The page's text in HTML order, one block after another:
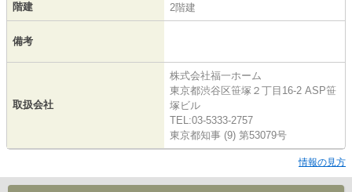
階建 2階建
備考
取扱会社
株式会社福一ホーム
東京都渋谷区笹塚２丁目16-2 ASP笹
塚ビル
TEL:03-5333-2757
東京都知事 (9) 第53079号
情報の見方